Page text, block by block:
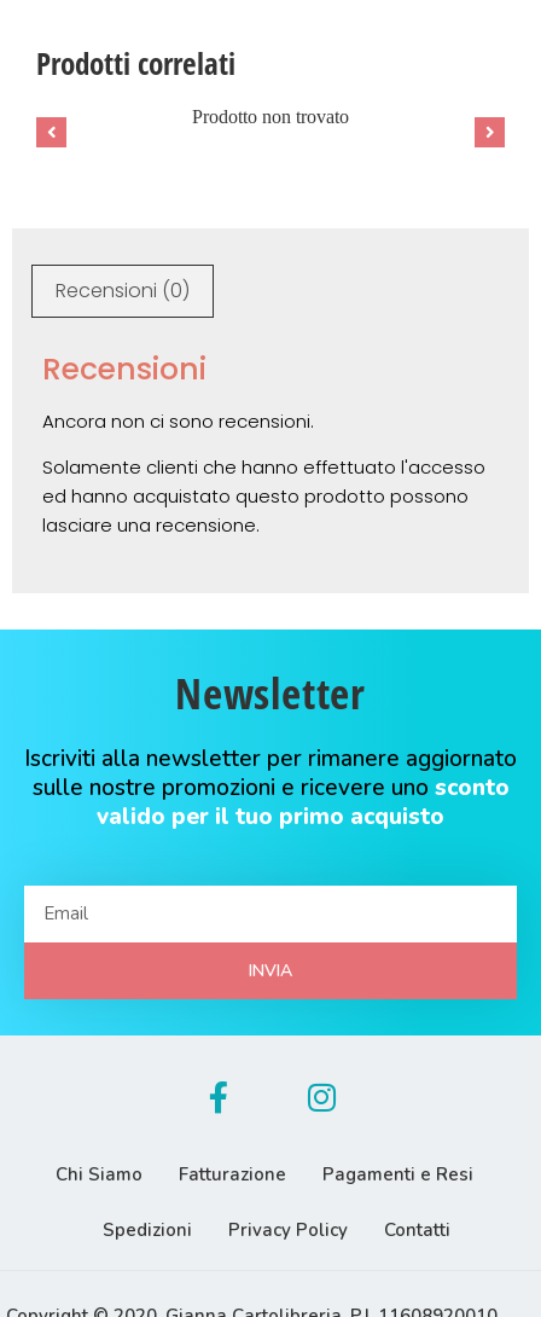
Prodotti correlati
Prodotto non trovato
Recensioni (0)
Recensioni
Ancora non ci sono recensioni.
Solamente clienti che hanno effettuato l'accesso
ed hanno acquistato questo prodotto possono
lasciare una recensione.
Newsletter
Iscriviti alla newsletter per rimanere aggiornato
sulle nostre promozioni e ricevere uno sconto
valido per il tuo primo acquisto
INVIA
Chi Siamo Fatturazione Pagamenti e Resi
Spedizioni Privacy Policy Contatti